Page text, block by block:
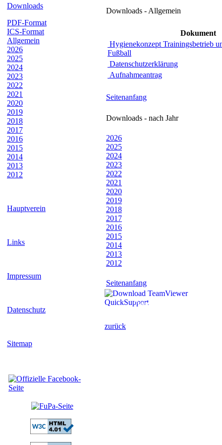
Downloads
PDF-Format
ICS-Format
Allgemein
2026
2025
2024
2023
2022
2021
2020
2019
2018
2017
2016
2015
2014
2013
2012
Hauptverein
Links
Impressum
Datenschutz
Sitemap
Downloads - Allgemein
Dokument
Hygienekonzept Trainingsbetrieb
Fußball
Datenschutzerklärung
Aufnahmeantrag
Seitenanfang
Downloads - nach Jahr
2026
2025
2024
2023
2022
2021
2020
2019
2018
2017
2016
2015
2014
2013
2012
Seitenanfang
TeamViewer herunterladen
zurück